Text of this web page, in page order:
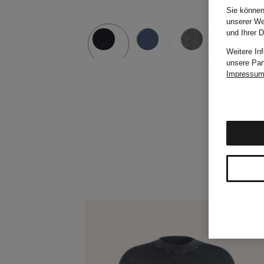
Sie
unserer
und Ihrer
Weitere
unsere
Impressum